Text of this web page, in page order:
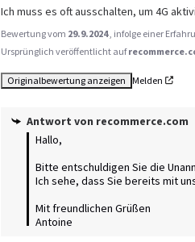
Ich muss es oft ausschalten, um 4G
Bewertung vom 29.9.2024 , infolge einer
Ursprünglich veröffentlicht auf
Originalbewertung anzeigen Melden
Antwort von recommerce.com
Hallo,
Bitte entschuldigen Sie die
Ich sehe, dass Sie bereits mit
Mit freundlichen Grüßen
Antoine